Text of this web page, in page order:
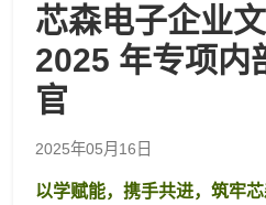
芯森电子企业
2025 年专项内
官
2025年05月16日
以学赋能，携手共进，筑牢